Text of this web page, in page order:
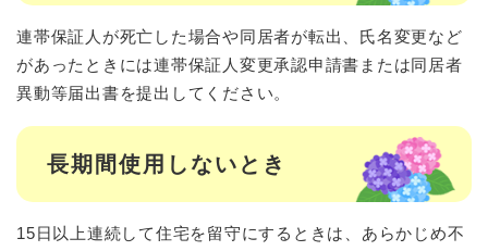
連帯保証人が死亡した場合や同居者が転出、氏名変更など
があったときには連帯保証人変更承認申請書または同居者
異動等届出書を提出してください。
長期間使用しないとき
15日以上連続して住宅を留守にするときは、あらかじめ不